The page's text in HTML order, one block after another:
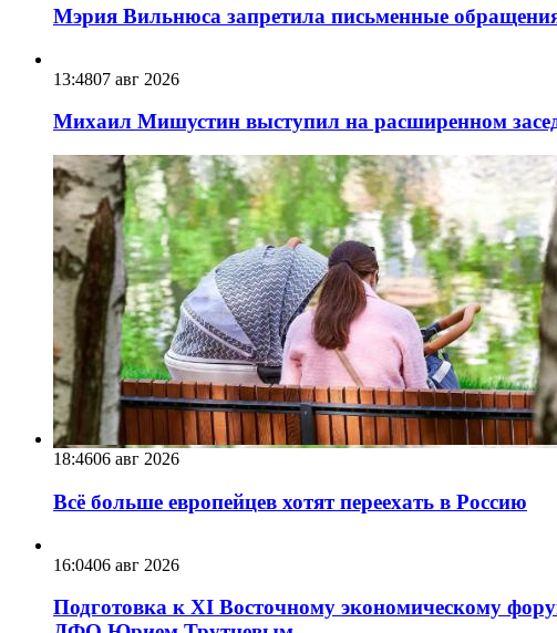
Мэрия Вильнюса запретила письменные
13:4807 авг 2026
Михаил Мишустин выступил на расширенном
18:4606 авг 2026
Всё больше европейцев хотят переехать в Россию
16:0406 авг 2026
Подготовка к XI Восточному экономическому